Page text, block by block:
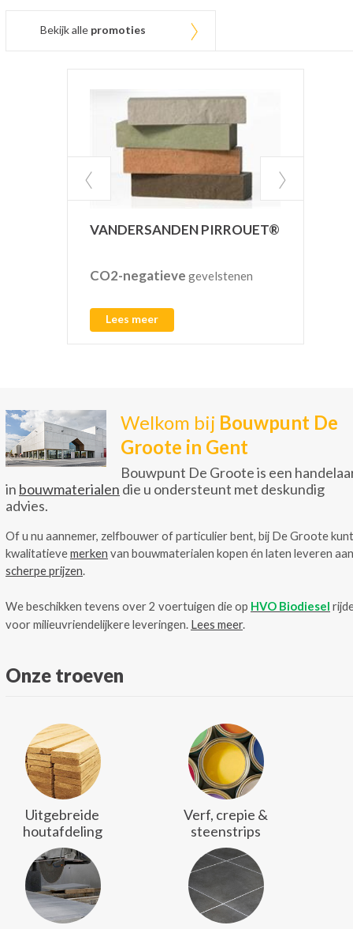
Bekijk alle promoties
VANDERSANDEN PIRROUET®
CO2-negatieve gevelstenen
Lees meer
Welkom bij Bouwpunt De
Groote in Gent
Bouwpunt De Groote is een
in bouwmaterialen die u ondersteunt met deskundig
advies.
Of u nu aannemer, zelfbouwer of particulier bent, bij De Groote
kwalitatievemerken van bouwmaterialen kopen én laten leveren aan
scherpe prijzen.
We beschikken tevens over 2 voertuigen die op HVO Biodiesel
voor milieuvriendelijkere leveringen. Lees meer.
Onze troeven
Uitgebreide
houtafdeling
Verf, crepie &
steenstrips